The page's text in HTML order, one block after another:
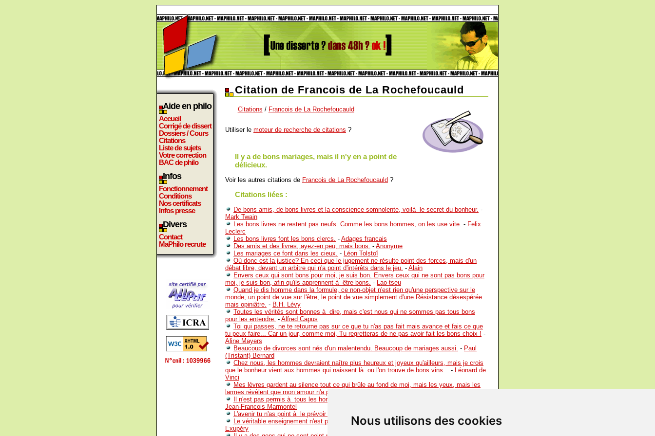
Nous utilisons des cookies
Aide en philo
Accueil
Corrigé de dissert
Dossiers / Cours
Citations
Liste de sujets
Votre correction
BAC de philo
Infos
Fonctionnement
Conditions
Nos certificats
Infos presse
Divers
Contact
MaPhilo recrute
Citation de Francois de La Rochefoucauld
Citations / Francois de La Rochefoucauld
Utiliser le moteur de recherche de citations ?
Il y a de bons mariages, mais il n'y en a point de
délicieux.
Voir les autres citations de Francois de La Rochefoucauld ?
Citations liées :
De bons amis, de bons livres et la conscience somnolente, voilà le secret du bonheur. -
Mark Twain
Les bons livres ne restent pas neufs. Comme les bons hommes, on les use vite. - Felix
Leclerc
Les bons livres font les bons clercs. - Adages francais
Des amis et des livres, ayez-en peu, mais bons. - Anonyme
Les mariages ce font dans les cieux. - Léon Tolstoî
Où donc est la justice? En ceci que le jugement ne résulte point des forces, mais d'un
débat libre, devant un arbitre qui n'a point d'intérêts dans le jeu. - Alain
Envers ceux qui sont bons pour moi, je suis bon. Envers ceux qui ne sont pas bons pour
moi, je suis bon, afin qu'ils apprennent à être bons. - Lao-tseu
Quand je dis homme dans la formule, ce non-objet n'est rien qu'une perspective sur le
monde, un point de vue sur l'être, le point de vue simplement d'une Résistance désespérée
mais opiniâtre. - B.H. Lévy
Toutes les vérités sont bonnes à dire, mais c'est nous qui ne sommes pas tous bons
pour les entendre. - Alfred Capus
Toi qui passes, ne te retourne pas sur ce que tu n'as pas fait mais avance et fais ce que
tu peux faire... Car un jour, comme moi, Tu regretteras de ne pas avoir fait les bons choix ! -
Aline Mayers
Beaucoup de divorces sont nés d'un malentendu. Beaucoup de mariages aussi. - Paul
(Tristant) Bernard
Chez nous, les hommes devraient naître plus heureux et joyeux qu'ailleurs, mais je crois
que le bonheur vient aux hommes qui naissent là ou l'on trouve de bons vins... - Léonard de
Vinci
Mes lèvres gardent au silence tout ce qui brûle au fond de moi, mais les yeux, mais les
larmes révèlent que mon amour n'a point de trêve.
Il n'est pas permis à tous les hommes d'être grands, mais ils peuvent tous être bons.
Jean-Francois Marmontel
L'avenir tu n'as point à le prévoir mais à le permettre.
Antoine de Saint-Exupéry
Le véritable enseignement n'est point de te parler mais de te conduire. -Antoine de Saint-
Exupéry